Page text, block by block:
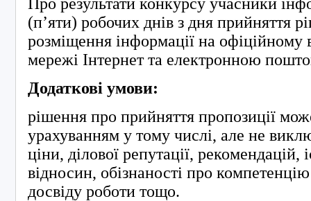
(п’яти) робочих днів з дня прийняття
розміщення інформації на офіційному
мережі Інтернет та електронною
Додаткові умови:
рішення про прийняття пропозиції
урахуванням у тому числі, але не
ціни, ділової репутації, рекомендацій,
відносин, обізнаності про компетенцію
досвіду роботи тощо.